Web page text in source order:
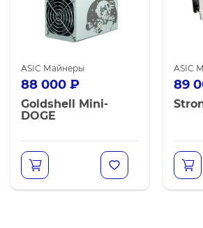
AvalonASIC Майнеры
88 000 ₽
Goldshell Mini-
DOGE
ASIC
89